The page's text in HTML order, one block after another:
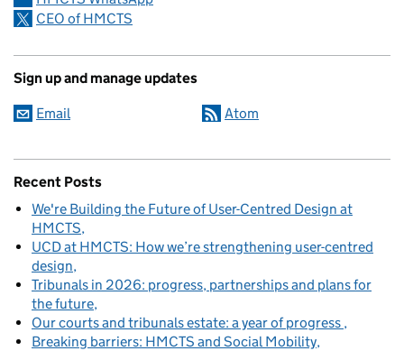
CEO of HMCTS
Sign up and manage updates
Email Atom
Recent Posts
We're Building the Future of User-Centred Design at
HMCTS
UCD at HMCTS: How we’re strengthening user-centred
design
Tribunals in 2026: progress, partnerships and plans for
the future
Our courts and tribunals estate: a year of progress
Breaking barriers: HMCTS and Social Mobility